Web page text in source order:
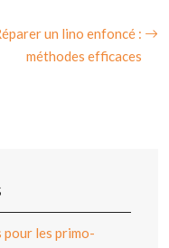
un lino enfoncé :
méthodes efficaces
les primo-